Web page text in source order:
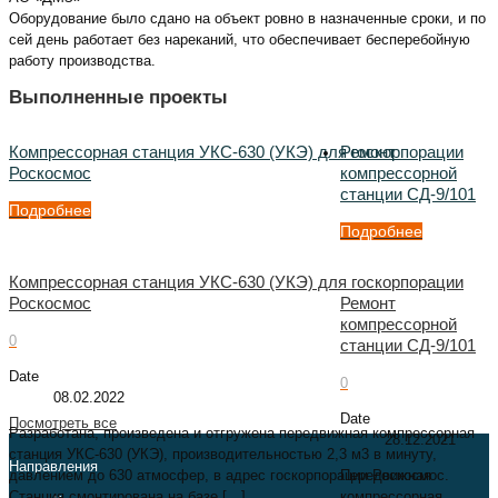
Оборудование было сдано на объект ровно в назначенные сроки, и по
сей день работает без нареканий, что обеспечивает бесперебойную
работу производства.
Выполненные проекты
Компрессорная станция УКС-630 (УКЭ) для госкорпорации
Роскосмос
Подробнее
Компрессорная станция УКС-630 (УКЭ) для госкорпорации
Роскосмос
0
Date
08.02.2022
Разработана, произведена и отгружена передвижная компрессорная
станция УКС-630 (УКЭ), производительностью 2,3 м3 в минуту,
давлением до 630 атмосфер, в адрес госкорпорации Роскосмос.
Ремонт
компрессорной
станции СД-9/101
Подробнее
Ремонт
компрессорной
станции СД-9/101
0
Date
28.12.2021
Передвижная
Посмотреть все
Направления